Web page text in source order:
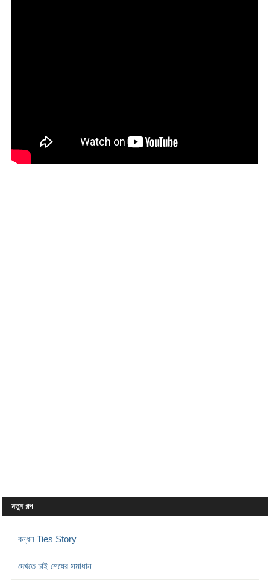
নতুন গল্প
বন্ধন Ties Story
দেখতে চাই শেষের সমাধান